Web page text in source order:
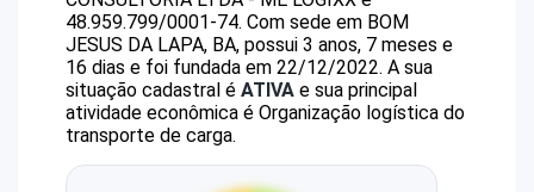
48.959.799/0001-74. Com sede em BOM
JESUS DA LAPA, BA, possui 3 anos, 7 meses e
16 dias e foi fundada em 22/12/2022. A sua
situação cadastral é ATIVA e sua principal
atividade econômica é Organização logística do
transporte de carga.